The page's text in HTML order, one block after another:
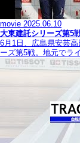
movie 2025.06.10
大東建託シリーズ第5
6月1日、広島県安芸
ーズ第5戦。地元でラ